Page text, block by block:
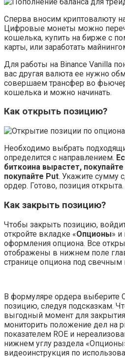
Сперва вносим криптовалюту
Цифровые монеты можно
кошелька, купить на бирже с
карты, или заработать
Для работы на Binance Vanilla
вас другая валюта ее нужно
совершаем трансфер во
кошелька и можно начинать.
Как открыть позицию?
Необходимо выбрать
определится с направлением.
биткоина вырастет,
покупайте Put. Укажите сумму
ордер. Готово, позиция открыта.
Как закрыть позицию?
Чтобы закрыть позицию,
откройте вкладке «Опционы» и
оформления опциона. Все
отображены в нижнем поле
странице опциона под свечным
В формуляре ордера выберите
позицию, следуя подсказкам.
выгодный момент для
мониторить положение дел на
показателем ROE и
нижнем углу раздела
видеоинструкция по